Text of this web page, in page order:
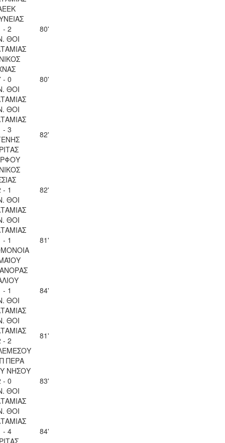
- 2
ΘΟΙ
80'
- 0
ΘΟΙ
80'
ΘΟΙ
- 3
82'
- 1
ΘΟΙ
82'
ΘΟΙ
- 1
81'
- 1
ΘΟΙ
84'
ΘΟΙ
- 2
81'
ΠΕΡΑ
ΝΗΣΟΥ
- 0
ΘΟΙ
83'
ΘΟΙ
- 4
84'